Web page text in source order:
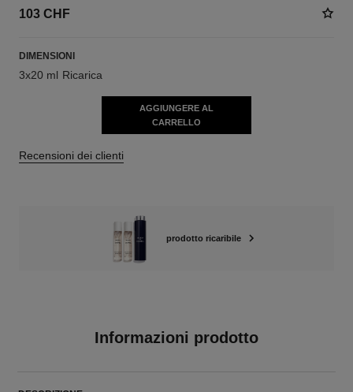
103 CHF
DIMENSIONI
3x20 ml Ricarica
AGGIUNGERE AL
CARRELLO
Recensioni dei clienti
prodotto ricaribile
Informazioni prodotto